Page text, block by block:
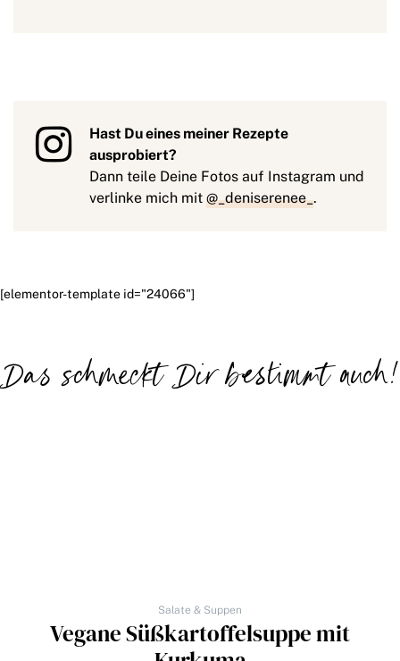
Hast Du eines meiner Rezepte
ausprobiert?
Dann teile Deine Fotos auf Instagram und
verlinke mich mit @_deniserenee_.
[elementor-template id="24066"]
Das schmeckt Dir bestimmt auch!
Salate & Suppen
Vegane Süßkartoffelsuppe mit